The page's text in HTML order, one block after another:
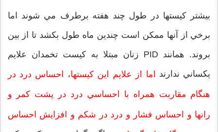
بيشتر كيستها در طول چند هفته برطرف مي شوند اما
برخي از آنها ممكن است چندين ماه طول بكشد تا از بين
بروند. همانند PID زنان مبتلا به كيست تخمدان علايم
يكساني ندارند
اما از علايم اين كيستها، احساس درد در
هنگام مقاربت همراه با احساسي درد در پشت كمر و
رانها و احساس فشار و درد در شكم و افزايش احساس